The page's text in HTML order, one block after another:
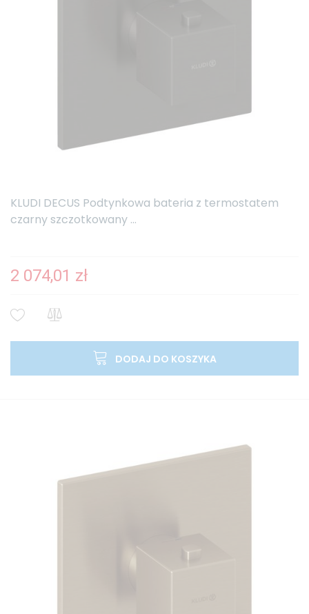
KLUDI DECUS Podtynkowa bateria z termostatem
czarny szczotkowany ...
2 074,01 zł
DODAJ DO KOSZYKA